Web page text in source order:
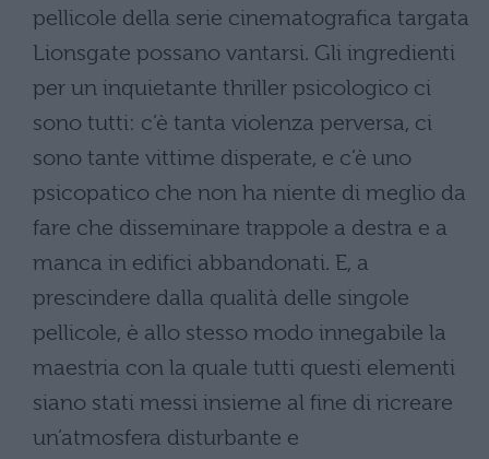
pellicole della serie cinematografica targata
Lionsgate possano vantarsi. Gli ingredienti
per un inquietante thriller psicologico ci
sono tutti: c’è tanta violenza perversa, ci
sono tante vittime disperate, e c’è uno
psicopatico che non ha niente di meglio da
fare che disseminare trappole a destra e a
manca in edifici abbandonati. E, a
prescindere dalla qualità delle singole
pellicole, è allo stesso modo innegabile la
maestria con la quale tutti questi elementi
siano stati messi insieme al fine di ricreare
un’atmosfera disturbante e